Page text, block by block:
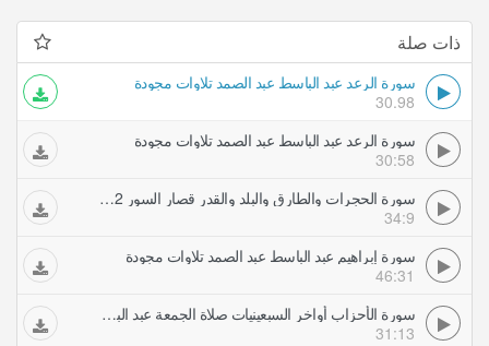
ذات صلة
سورة الرعد عبد الباسط عبد الصمد تلاوات مجودة
30.98
سورة الرعد عبد الباسط عبد الصمد تلاوات مجودة
30:58
سورة الحجرات والطارق والبلد والقدر قصار السور 1972 عبد الباسط عبد الصمد تلاوات مجودة
34:9
سورة إبراهيم عبد الباسط عبد الصمد تلاوات مجودة
46:31
سورة الأحزاب أواخر السبعينيات صلاة الجمعة عبد الباسط عبد الصمد تلاوات مجودة
31:13